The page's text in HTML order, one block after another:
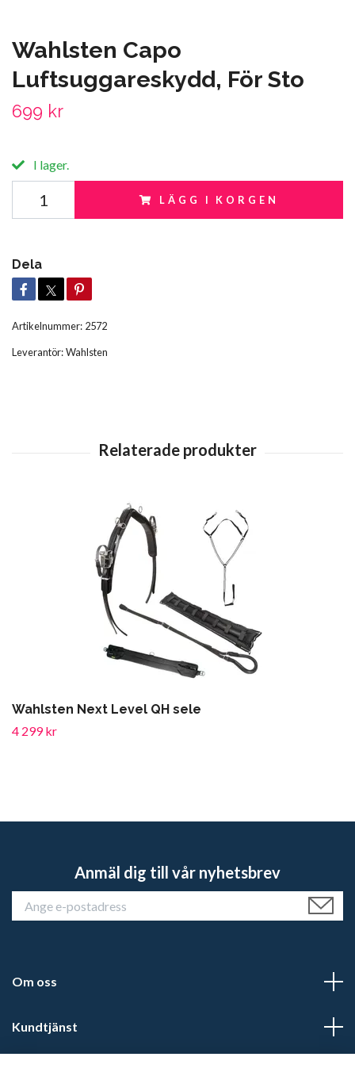
Wahlsten Capo
Luftsuggareskydd, För Sto
699 kr
I lager.
LÄGG I KORGEN
Dela
Artikelnummer: 2572
Leverantör:Wahlsten
Wahlsten Next Level QH sele
4 299 kr
Anmäl dig till vår nyhetsbrev
Om oss
Kundtjänst